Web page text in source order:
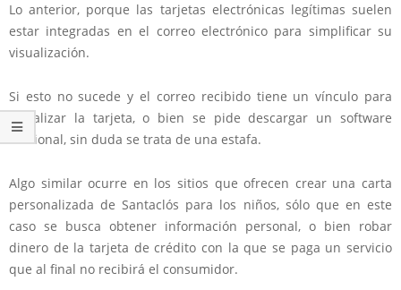
Lo anterior, porque las tarjetas electrónicas legítimas suelen
estar integradas en el correo electrónico para simplificar su
visualización.
Si esto no sucede y el correo recibido tiene un vínculo para
visualizar la tarjeta, o bien se pide descargar un software
adicional, sin duda se trata de una estafa.
Algo similar ocurre en los sitios que ofrecen crear una carta
personalizada de Santaclós para los niños, sólo que en este
caso se busca obtener información personal, o bien robar
dinero de la tarjeta de crédito con la que se paga un servicio
que al final no recibirá el consumidor.